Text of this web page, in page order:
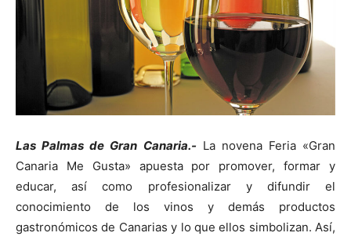
Las Palmas de Gran Canaria.- La novena Feria «Gran
Canaria Me Gusta» apuesta por promover, formar y
educar, así como profesionalizar y difundir el
conocimiento de los vinos y demás productos
gastronómicos de Canarias y lo que ellos simbolizan. Así,